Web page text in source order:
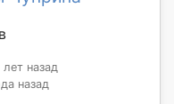
назад
назад